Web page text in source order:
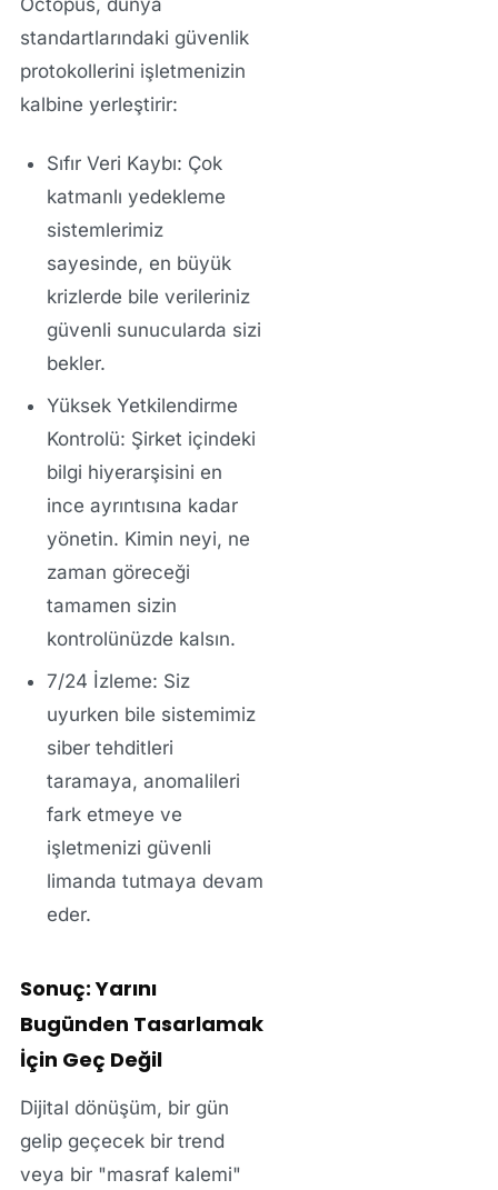
Octopus, dünya
standartlarındaki güvenlik
protokollerini işletmenizin
kalbine yerleştirir:
Sıfır Veri Kaybı: Çok
katmanlı yedekleme
sistemlerimiz
sayesinde, en büyük
krizlerde bile verileriniz
güvenli sunucularda sizi
bekler.
Yüksek Yetkilendirme
Kontrolü: Şirket içindeki
bilgi hiyerarşisini en
ince ayrıntısına kadar
yönetin. Kimin neyi, ne
zaman göreceği
tamamen sizin
kontrolünüzde kalsın.
7/24 İzleme: Siz
uyurken bile sistemimiz
siber tehditleri
taramaya, anomalileri
fark etmeye ve
işletmenizi güvenli
limanda tutmaya devam
eder.
Sonuç: Yarını
Bugünden Tasarlamak
İçin Geç Değil
Dijital dönüşüm, bir gün
gelip geçecek bir trend
veya bir "masraf kalemi"